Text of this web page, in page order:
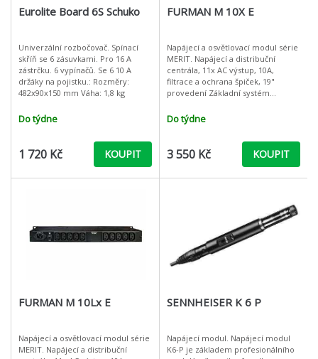
Eurolite Board 6S Schuko
Univerzální rozbočovač. Spínací
skříň se 6 zásuvkami. Pro 16 A
zástrčku. 6 vypínačů. Se 6 10 A
držáky na pojistku.: Rozměry:
482x90x150 mm Váha: 1,8 kg
Do týdne
1 720 Kč KOUPIT
FURMAN M 10X E
Napájecí a osvětlovací modul série
MERIT. Napájecí a distribuční
centrála, 11x AC výstup, 10A,
filtrace a ochrana špiček, 19"
provedení Základní systém
Do týdne
3 550 Kč KOUPIT
FURMAN M 10Lx E
Napájecí a osvětlovací modul série
MERIT. Napájecí a distribuční
SENNHEISER K 6 P
Napájecí modul. Napájecí modul
K6-P je základem profesionálního